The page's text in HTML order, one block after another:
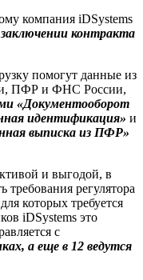
компания iDSystems
контракта
помогут данные из
ПФР и ФНС России,
«Документооборот
идентификация» и
выписка из ПФР»
и выгодой, в
регулятора
которых требуется
iDSystems это
с
а еще в 12 ведутся